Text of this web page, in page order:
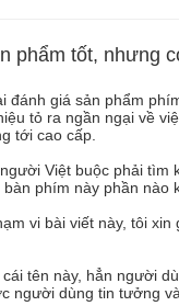
phẩm tốt, nhưng
đánh giá sản phẩm
tỏ ra ngần ngại về
tới cao cấp.
Việt buộc phải tìm
bàn phím này phần nào
vi bài viết này, tôi
cái tên này, hẳn người
người dùng tin tưởng